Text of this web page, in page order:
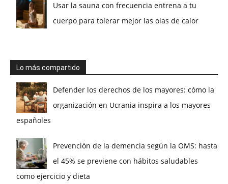
Usar la sauna con frecuencia entrena a tu
cuerpo para tolerar mejor las olas de calor
Lo más compartido
Defender los derechos de los mayores: cómo la
organización en Ucrania inspira a los mayores
españoles
Prevención de la demencia según la OMS: hasta
el 45% se previene con hábitos saludables
como ejercicio y dieta